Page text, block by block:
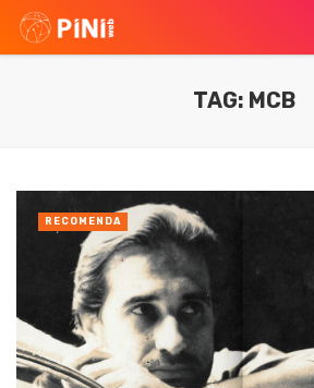
TAG: MCB
RECOMENDA